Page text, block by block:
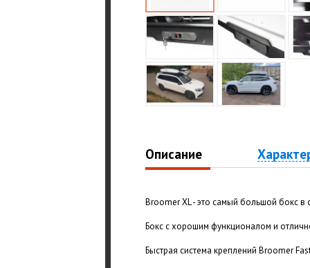
Описание
Broomer XL - это самый большой бокс в
Бокс с хорошим функционалом и
Быстрая система креплений Broomer